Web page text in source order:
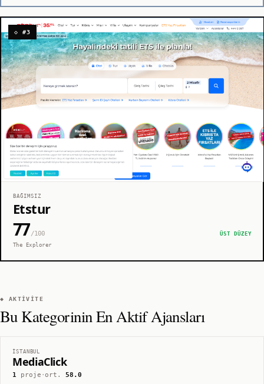
◇ #3
BAĞIMSIZ
Etstur
77/100
ÜST DÜZEY
The Explorer
◆ AKTIVITE
Bu Kategorinin En Aktif Ajansları
İSTANBUL
MediaClick
1proje ·ort.58.0